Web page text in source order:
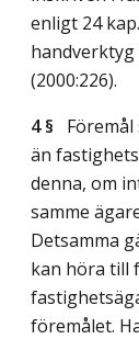
enligt 24
(2000:226).
4 §
än
denna, om
samme
Detsamma
kan höra till
föremålet.